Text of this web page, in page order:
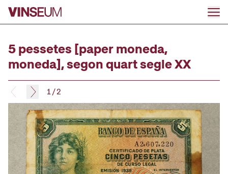
Ir al contenido
5 pessetes [paper moneda,
moneda], segon quart segle XX
1/2